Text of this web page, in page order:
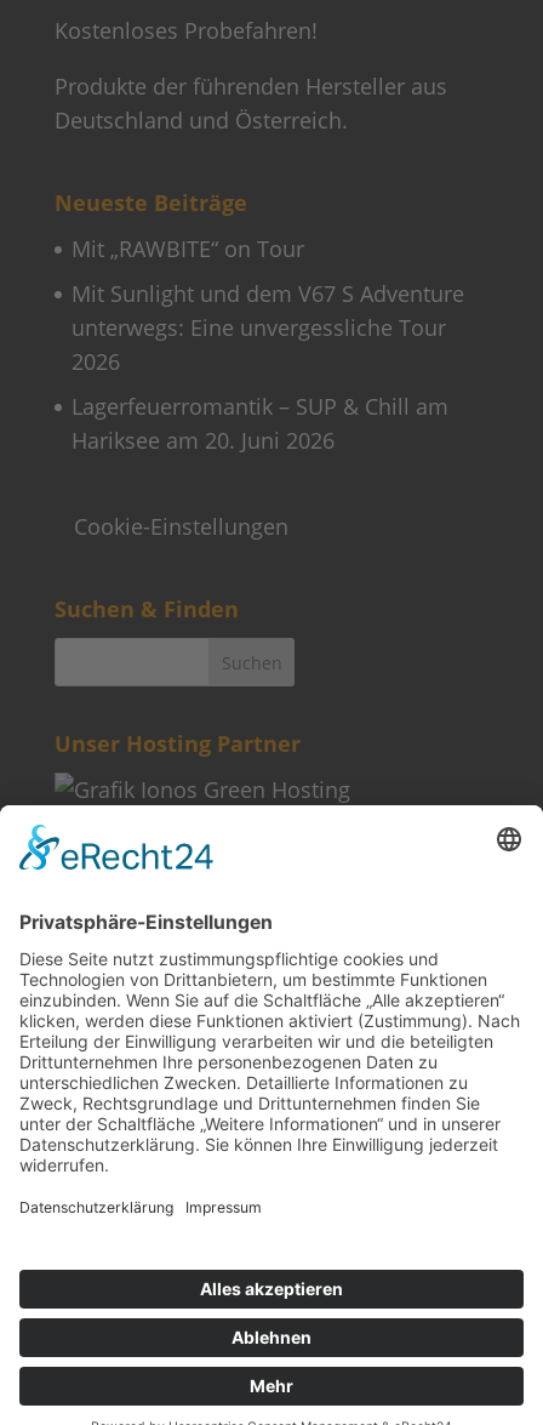
Kostenloses Probefahren!
Produkte der führenden Hersteller aus
Deutschland und Österreich.
Neueste Beiträge
Mit „RAWBITE“ on Tour
Mit Sunlight und dem V67 S Adventure
unterwegs: Eine unvergessliche Tour
2026
Lagerfeuerromantik – SUP & Chill am
Hariksee am 20. Juni 2026
Cookie-Einstellungen
Suchen & Finden
Unser Hosting Partner
Weitere Informationen
Kontakt
Newsletter
FAQ
Schlagworte
Datenschutz
Impressum
Copyright © 2022–2026 Paddeln macht
Spass by 2increase. Alle Rechte
vorbehalten.